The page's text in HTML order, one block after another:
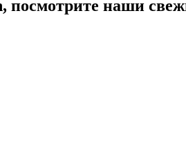
посмотрите наши